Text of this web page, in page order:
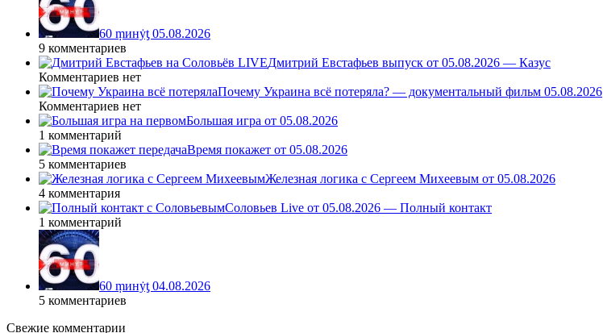
60 ṃинẏƫ 05.08.2026
9 комментариев
Дмитрий Евстафьев выпуск от 05.08.2026 — Казус
Комментариев нет
Почему Украина всё потеряла? — документальный фильм 05.08.2026
Комментариев нет
Большая игра от 05.08.2026
1 комментарий
Время покажет от 05.08.2026
5 комментариев
Железная логика с Сергеем Михеевым от 05.08.2026
4 комментария
Соловьев Live от 05.08.2026 — Полный контакт
1 комментарий
60 ṃинẏƫ 04.08.2026
5 комментариев
Свежие комментарии